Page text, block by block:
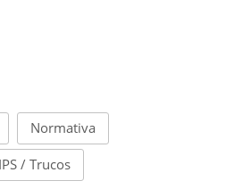
Normativa
/ Trucos